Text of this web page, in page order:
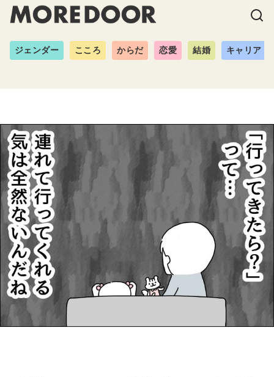
ジェンダー こころ からだ 恋愛 結婚 キャリア